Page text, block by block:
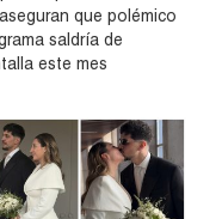
que polémico
saldría de
este mes